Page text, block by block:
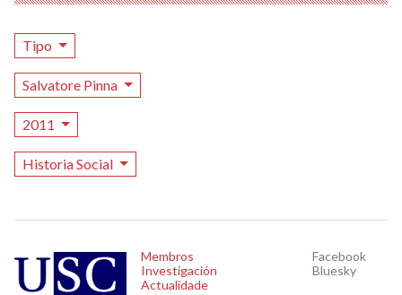
Tipo
Salvatore Pinna
2011
Historia Social
Membros
Investigación
Actualidade
Facebook
Bluesky